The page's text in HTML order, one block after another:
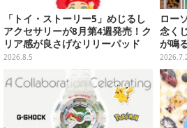
「トイ・ストーリー5」めじるし
アクセサリーが8月第4週発売！ク
リア感が良さげなリリーパッド
や、ジェシーなど全5種ラインナ
2026.8.5
ロー
念く
が鳴
者＆
シリ
さん